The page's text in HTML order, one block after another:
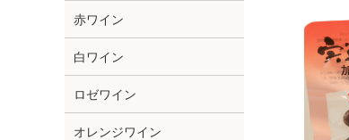
赤ワイン
白ワイン
ロゼワイン
オレンジワイン